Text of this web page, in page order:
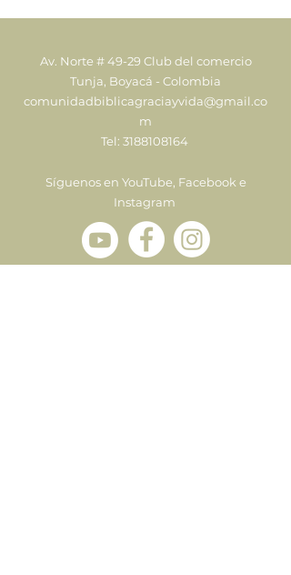
Av. Norte # 49-29 Club del comercio
Tunja, Boyacá - Colombia
comunidadbiblicagraciayvida@gmail.co
m
Tel: 3188108164
Síguenos en YouTube, Facebook e
Instagram